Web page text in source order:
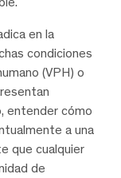
en la
condiciones
(VPH) o
entender cómo
a una
que cualquier
de